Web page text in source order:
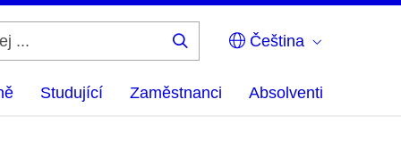
Čeština
Studující Zaměstnanci Absolventi